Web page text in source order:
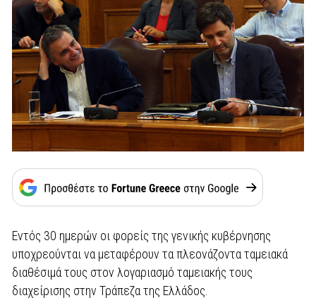
Εντός 30 ημερών οι φορείς της γενικής κυβέρνησης
υποχρεούνται να μεταφέρουν τα πλεονάζοντα ταμειακά
διαθέσιμά τους στον λογαριασμό ταμειακής τους
διαχείρισης στην Τράπεζα της Ελλάδος.